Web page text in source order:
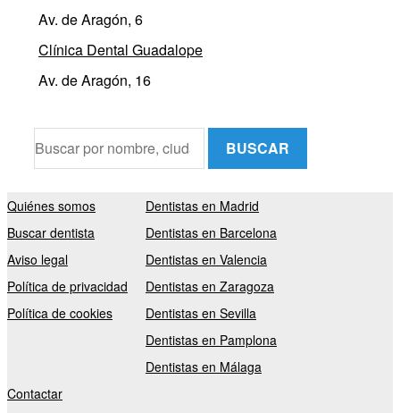
Av. de Aragón, 6
Clínica Dental Guadalope
Av. de Aragón, 16
BUSCAR
Quiénes somos
Buscar dentista
Aviso legal
Política de privacidad
Política de cookies
Dentistas en Madrid
Dentistas en Barcelona
Dentistas en Valencia
Dentistas en Zaragoza
Dentistas en Sevilla
Dentistas en Pamplona
Dentistas en Málaga
Contactar